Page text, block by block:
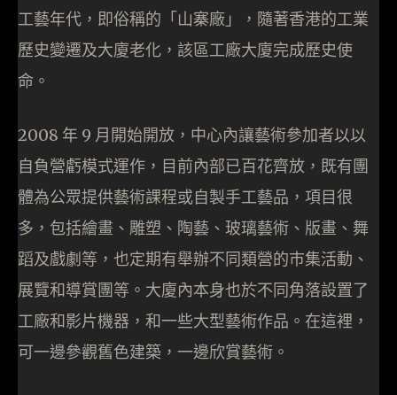
工藝年代，即俗稱的「山寨廠」，隨著香港的工業
歷史變遷及大廈老化，該區工廠大廈完成歷史使
命。
2008 年 9 月開始開放，中心內讓藝術參加者以以
自負營虧模式運作，目前內部已百花齊放，既有團
體為公眾提供藝術課程或自製手工藝品，項目很
多，包括繪畫、雕塑、陶藝、玻璃藝術、版畫、舞
蹈及戲劇等，也定期有舉辦不同類營的巿集活動、
展覽和導賞團等。大廈內本身也於不同角落設置了
工廠和影片機器，和一些大型藝術作品。在這裡，
可一邊參觀舊色建築，一邊欣賞藝術。